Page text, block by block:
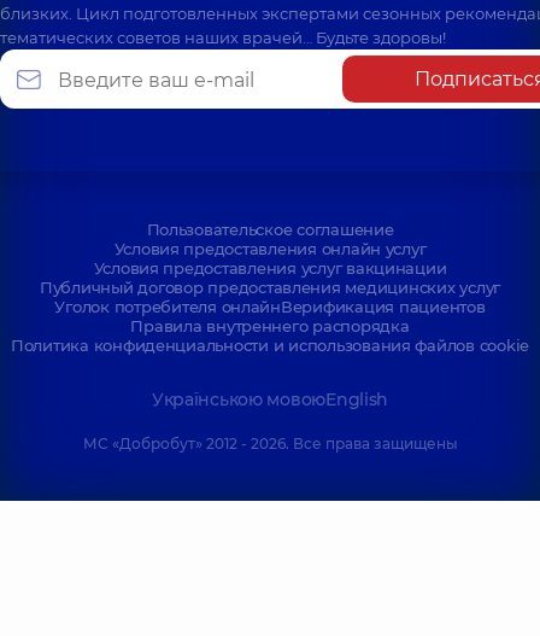
близких. Цикл подготовленных экспертами сезонных
тематических советов наших врачей… Будьте здоровы!
Пользовательское соглашение
Условия предоставления онлайн услуг
Условия предоставления услуг вакцинации
Публичный договор предоставления медицинских услуг
Уголок потребителя онлайнВерификация пациентов
Правила внутреннего распорядка
Политика конфиденциальности и использования файлов cookie
Українською мовоюEnglish
МС «Добробут» 2012 - 2026. Все права защищены